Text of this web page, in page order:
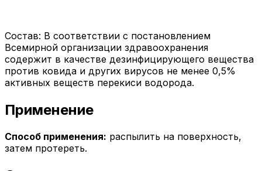
Состав: В соответствии с постановлением
Всемирной организации здравоохранения
содержит в качестве дезинфицирующего вещества
против ковида и других вирусов не менее 0,5%
активных веществ перекиси водорода.
Применение
Способ применения: распылить на поверхность,
затем протереть.